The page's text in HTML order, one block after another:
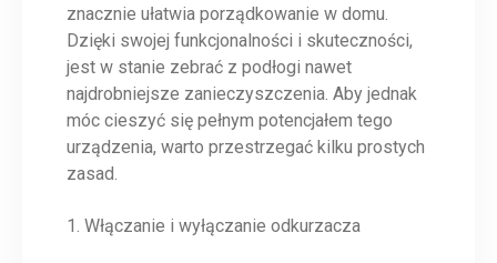
znacznie ułatwia porządkowanie w domu.
Dzięki swojej funkcjonalności i skuteczności,
jest w stanie zebrać z podłogi nawet
najdrobniejsze zanieczyszczenia. Aby jednak
móc cieszyć się pełnym potencjałem tego
urządzenia, warto przestrzegać kilku prostych
zasad.
1. Włączanie i wyłączanie odkurzacza